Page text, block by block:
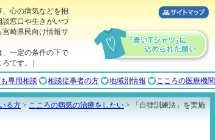
心の病気などを抱
談窓口や生きがいづ
宮崎県民向け情報サ
、一定の条件の下で
です。）
専用相談 相談従事者の方 地域別情報
こころの医療機関
る方 > こころの病気の治療をしたい > 「自律訓練法」を実施